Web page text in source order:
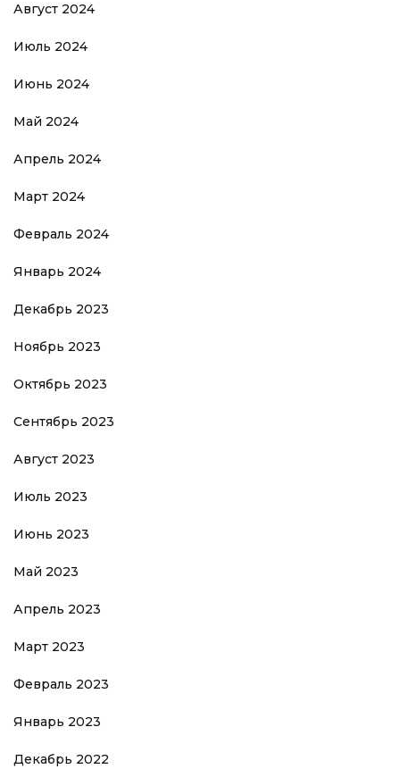
Август 2024
Июль 2024
Июнь 2024
Май 2024
Апрель 2024
Март 2024
Февраль 2024
Январь 2024
Декабрь 2023
Ноябрь 2023
Октябрь 2023
Сентябрь 2023
Август 2023
Июль 2023
Июнь 2023
Май 2023
Апрель 2023
Март 2023
Февраль 2023
Январь 2023
Декабрь 2022